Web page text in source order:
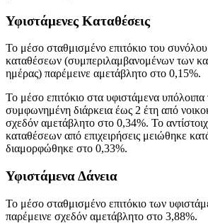
Υφιστάμενες Καταθέσεις
Το μέσο σταθμισμένο επιτόκιο του
καταθέσεων (συμπεριλαμβανομένων των
ημέρας) παρέμεινε αμετάβλητο στο 0,15%.
Το μέσο επιτόκιο στα υφιστάμενα
συμφωνημένη διάρκεια έως 2 έτη από
σχεδόν αμετάβλητο στο 0,34%. Το
καταθέσεων από επιχειρήσεις μειώθηκε
διαμορφώθηκε στο 0,33%.
Υφιστάμενα Δάνεια
Το μέσο σταθμισμένο επιτόκιο των
παρέμεινε σχεδόν αμετάβλητο στο 3,88%.